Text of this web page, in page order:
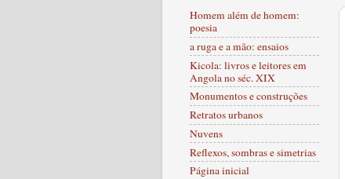
Homem além de homem:
poesia
a ruga e a mão: ensaios
Kicola: livros e leitores em
Angola no séc. XIX
Monumentos e construções
Retratos urbanos
Nuvens
Reflexos, sombras e simetrias
Página inicial